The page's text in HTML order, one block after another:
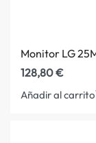
Monitor LG
128,80€
Añadir al carrito